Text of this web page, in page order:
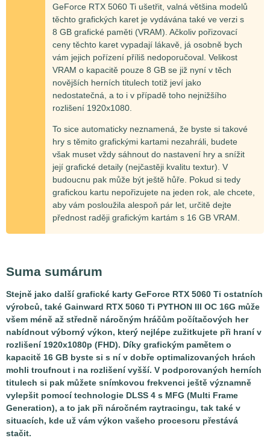
GeForce RTX 5060 Ti ušetřit, valná většina modelů
těchto grafických karet je vydávána také ve verzi s
8 GB grafické paměti (VRAM). Ačkoliv pořizovací
ceny těchto karet vypadají lákavě, já osobně bych
vám jejich pořízení příliš nedoporučoval. Velikost
VRAM o kapacitě pouze 8 GB se již nyní v těch
novějších herních titulech totiž jeví jako
nedostatečná, a to i v případě toho nejnižšího
rozlišení 1920x1080.
To sice automaticky neznamená, že byste si takové
hry s těmito grafickými kartami nezahráli, budete
však muset vždy sáhnout do nastavení hry a snížit
její grafické detaily (nejčastěji kvalitu textur). V
budoucnu pak může být ještě hůře. Pokud si tedy
grafickou kartu nepořizujete na jeden rok, ale chcete,
aby vám posloužila alespoň pár let, určitě dejte
přednost raději grafickým kartám s 16 GB VRAM.
Suma sumárum
Stejně jako další grafické karty GeForce RTX 5060 Ti ostatních
výrobců, také Gainward RTX 5060 Ti PYTHON III OC 16G může
všem méně až středně náročným hráčům počítačových her
nabídnout výborný výkon, který nejlépe zužitkujete při hraní v
rozlišení 1920x1080p (FHD). Díky grafickým pamětem o
kapacitě 16 GB byste si s ní v dobře optimalizovaných hrách
mohli troufnout i na rozlišení vyšší. V podporovaných herních
titulech si pak můžete snímkovou frekvenci ještě významně
vylepšit pomocí technologie DLSS 4 s MFG (Multi Frame
Generation), a to jak při náročném raytracingu, tak také v
situacích, kde už vám výkon vašeho procesoru přestává
stačit.